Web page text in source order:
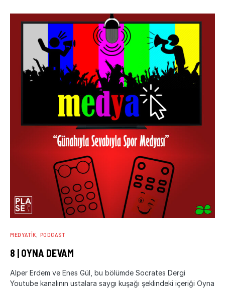
MEDYATIK PODCAST
8 | OYNA DEVAM
Alper Erdem ve Enes Gül, bu bölümde Socrates Dergi
Youtube kanalının ustalara saygı kuşağı şeklindeki içeriği Oyna